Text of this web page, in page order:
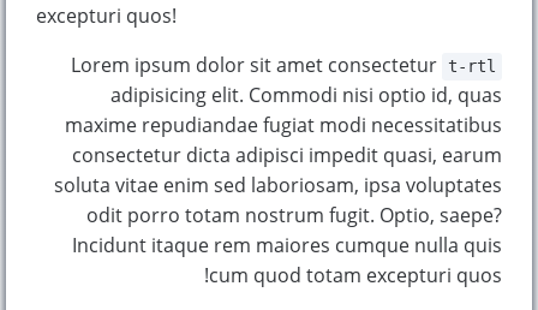
excepturi quos!
t-rtl
Lorem ipsum dolor sit amet consectetur
adipisicing elit. Commodi nisi optio id, quas
maxime repudiandae fugiat modi necessitatibus
consectetur dicta adipisci impedit quasi, earum
soluta vitae enim sed laboriosam, ipsa voluptates
odit porro totam nostrum fugit. Optio, saepe?
Incidunt itaque rem maiores cumque nulla quis
cum quod totam excepturi quos!